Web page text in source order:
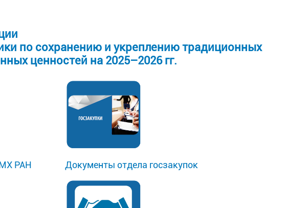
по сохранению и укреплению традиционных
ценностей на 2025–2026 гг.
РАН Документы отдела госзакупок